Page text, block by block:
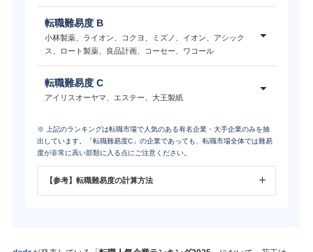
転職難易度 B
小林製薬、ライオン、コクヨ、ミズノ、イオン、アシック
ス、ロート製薬、良品計画、コーセー、ワコール
転職難易度 C
アイリスオーヤマ、エステー、大王製紙
※ 上記のランキングは転職市場で人気のある有名企業・大手企業のみを抽
出しています。「転職難易度C」の企業であっても、転職市場全体では難易
度が非常に高い部類に入る点にご注意ください。
【参考】転職難易度の計算方法